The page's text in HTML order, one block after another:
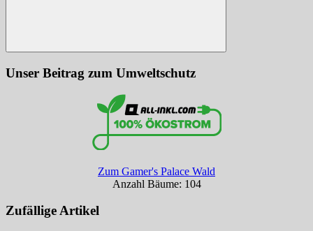
Suchen
Unser Beitrag zum Umweltschutz
Zum Gamer's Palace Wald
Anzahl Bäume: 104
Zufällige Artikel